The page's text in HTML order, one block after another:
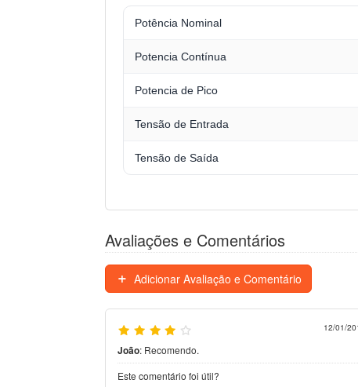
Potência Nominal
Potencia Contínua
Potencia de Pico
Tensão de Entrada
Tensão de Saída
Avaliações e Comentários
Adicionar Avaliação e Comentário
12/01/
João: Recomendo.
Este comentário foi útil?